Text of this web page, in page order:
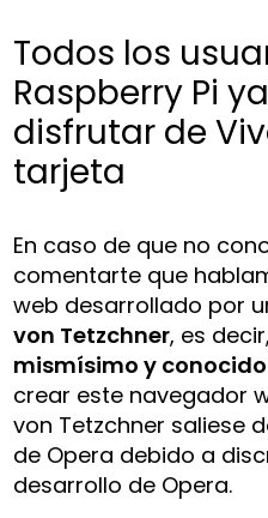
Todos los
Raspberry Pi
disfrutar de
tarjeta
En caso de que no
comentarte que
web desarrollado por
von Tetzchner, es
mismísimo y
crear este navegador
von Tetzchner saliese
de Opera debido a
desarrollo de Opera.